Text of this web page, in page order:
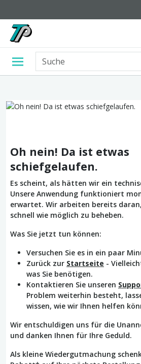
Oh nein! Da ist etwas
schiefgelaufen.
Es scheint, als hätten wir ein
Unsere Anwendung funktioniert
erwartet. Wir arbeiten bereits
schnell wie möglich zu beheben.
Was Sie jetzt tun können:
Versuchen Sie es in ein paar
Zurück zur Startseite -
was Sie benötigen.
Kontaktieren Sie unseren
Problem weiterhin besteht,
wissen, wie wir Ihnen helfen
Wir entschuldigen uns für die
und danken Ihnen für Ihre Geduld.
Als kleine Wiedergutmachung